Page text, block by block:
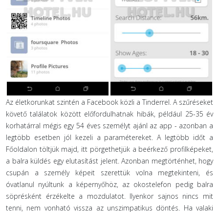
Az életkorunkat szintén a Facebook közli a Tinderrel. A szűréseket
követő találatok között előfordulhatnak hibák, például 25-35 év
korhatárral mégis egy 54 éves személyt ajánl az app - azonban a
legtöbb esetben jól kezeli a paramétereket. A legtöbb időt a
Főoldalon töltjük majd, itt pörgethetjük a beérkező profilképeket,
a balra küldés egy elutasítást jelent. Azonban megtörténhet, hogy
csupán a személy képeit szerettük volna megtekinteni, és
óvatlanul nyúltunk a képernyőhöz, az okostelefon pedig balra
söprésként érzékelte a mozdulatot. Ilyenkor sajnos nincs mit
tenni, nem vonható vissza az unszimpatikus döntés. Ha valaki